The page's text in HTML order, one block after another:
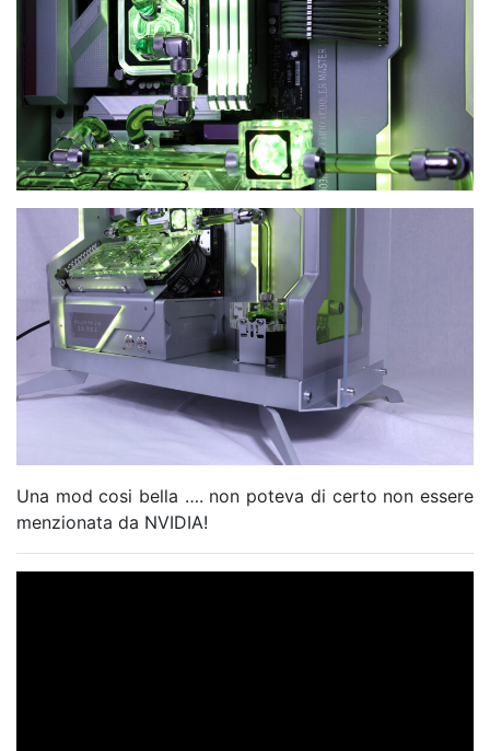
Una mod cosi bella …. non poteva di certo non essere
menzionata da NVIDIA!